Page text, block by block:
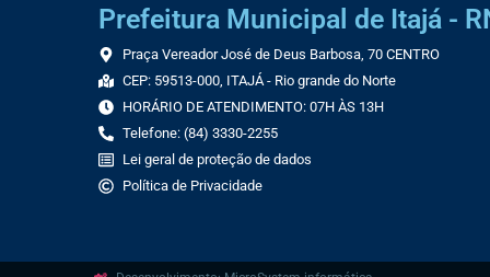
Prefeitura Municipal de Itajá -
Praça Vereador José de Deus Barbosa, 70 CENTRO
CEP: 59513-000, ITAJÁ - Rio grande do Norte
HORÁRIO DE ATENDIMENTO: 07H ÀS 13H
Telefone: (84) 3330-2255
Lei geral de proteção de dados
Política de Privacidade